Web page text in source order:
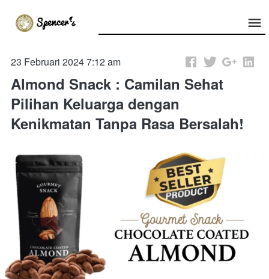
23 Februari 2024 7:12 am
Almond Snack : Camilan Sehat
Pilihan Keluarga dengan
Kenikmatan Tanpa Rasa Bersalah!